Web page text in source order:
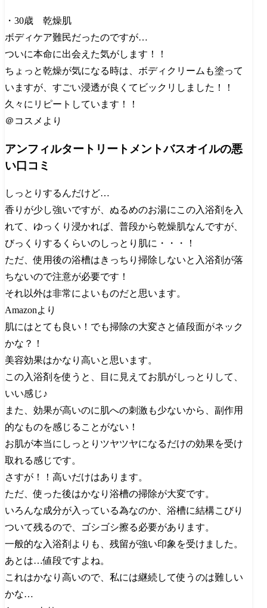
・30歳 乾燥肌
ボディケア難民だったのですが…
ついに本命に出会えた気がします！！
ちょっと乾燥が気になる時は、ボディクリームも塗って
いますが、すごい浸透が良くてビックリしました！！
久々にリピートしています！！
＠コスメより
アンフィルタートリートメントバスオイルの悪
い口コミ
しっとりするんだけど…
香りが少し強いですが、ぬるめのお湯にこの入浴剤を入
れて、ゆっくり浸かれば、普段から乾燥肌なんですが、
びっくりするくらいのしっとり肌に・・・！
ただ、使用後の浴槽はきっちり掃除しないと入浴剤が落
ちないので注意が必要です！
それ以外は非常によいものだと思います。
Amazonより
肌にはとても良い！でも掃除の大変さと値段面がネック
かな？！
美容効果はかなり高いと思います。
この入浴剤を使うと、目に見えてお肌がしっとりして、
いい感じ♪
また、効果が高いのに肌への刺激も少ないから、副作用
的なものを感じることがない！
お肌が本当にしっとりツヤツヤになるだけの効果を受け
取れる感じです。
さすが！！高いだけはあります。
ただ、使った後はかなり浴槽の掃除が大変です。
いろんな成分が入っている為なのか、浴槽に結構こびり
ついて残るので、ゴシゴシ擦る必要があります。
一般的な入浴剤よりも、残留が強い印象を受けました。
あとは…値段ですよね。
これはかなり高いので、私には継続して使うのは難しい
かな…